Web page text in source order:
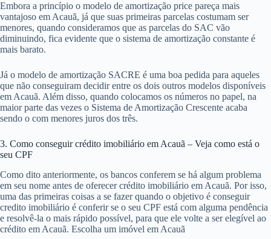
Embora a princípio o modelo de amortização price pareça mais
vantajoso em Acauã, já que suas primeiras parcelas costumam ser
menores, quando consideramos que as parcelas do SAC vão
diminuindo, fica evidente que o sistema de amortização constante é
mais barato.
Já o modelo de amortização SACRE é uma boa pedida para aqueles
que não conseguiram decidir entre os dois outros modelos disponíveis
em Acauã. Além disso, quando colocamos os números no papel, na
maior parte das vezes o Sistema de Amortização Crescente acaba
sendo o com menores juros dos três.
3. Como conseguir crédito imobiliário em Acauã – Veja como está o
seu CPF
Como dito anteriormente, os bancos conferem se há algum problema
em seu nome antes de oferecer crédito imobiliário em Acauã. Por isso,
uma das primeiras coisas a se fazer quando o objetivo é conseguir
credito imobiliário é conferir se o seu CPF está com alguma pendência
e resolvê-la o mais rápido possível, para que ele volte a ser elegível ao
crédito em Acauã. Escolha um imóvel em Acauã